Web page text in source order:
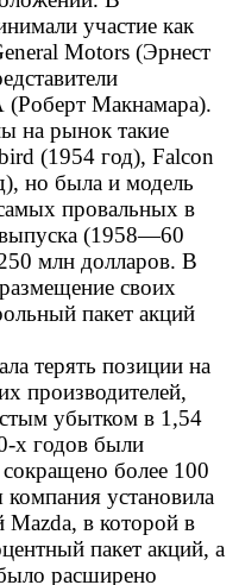
участие как
Motors (Эрнест
Макнамара).
на рынок такие
(1954 год), Falcon
но была и модель
провальных в
выпуска (1958—60
млн долларов. В
своих
пакет акций
терять позиции на
производителей,
убытком в 1,54
х годов были
более 100
установила
Mazda, в которой в
пакет акций, а
расширено